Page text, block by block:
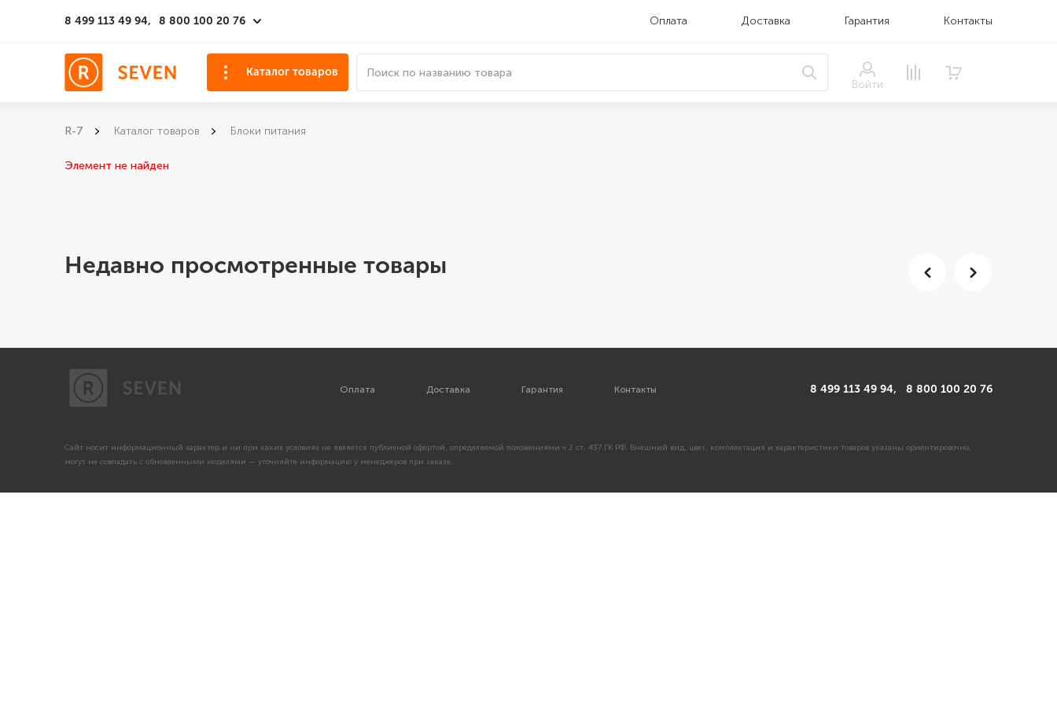
8 499 113 49 94, 8 800 100 20 76 Оплата Доставка Гарантия Контакты
Войти
Каталог товаров
R-7 Каталог товаров Блоки питания
Элемент не найден
Недавно просмотренные товары
Оплата Доставка Гарантия Контакты 8 499 113 49 94, 8 800 100 20 76
Сайт носит информационный характер и ни при каких условиях не является публичной офертой, определяемой положениями ч.2 ст. 437 ГК РФ. Внешний вид, цвет, комплектация и характеристики товаров указаны ориентировочно,
могут не совпадать с обновленными моделями — уточняйте информацию у менеджеров при заказе.